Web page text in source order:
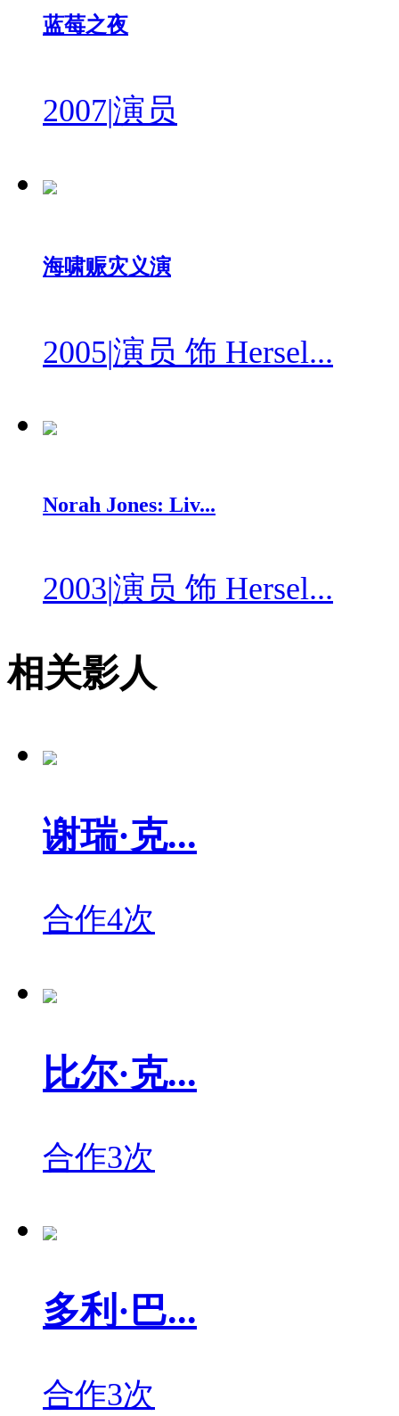
蓝莓之夜
2007|演员
海啸赈灾义演
2005|演员 饰 Hersel...
Norah Jones: Liv...
2003|演员 饰 Hersel...
相关影人
谢瑞·克...
合作4次
比尔·克...
合作3次
多利·巴...
合作3次